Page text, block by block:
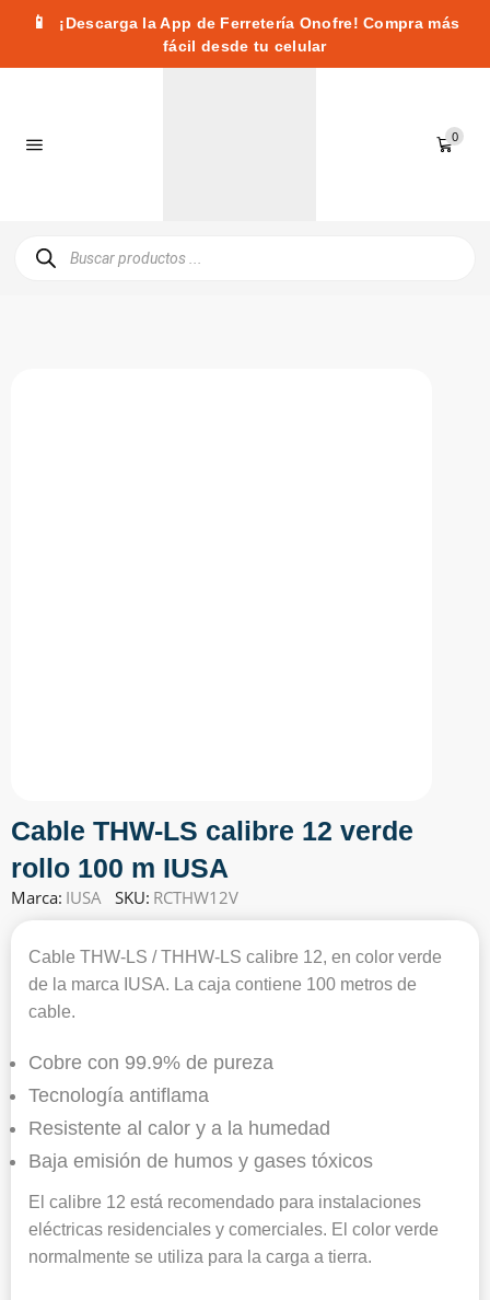
📱
¡Descarga la App de Ferretería Onofre! Compra más
fácil desde tu celular
0
Cable THW-LS calibre 12 verde
rollo 100 m IUSA
Marca: IUSA SKU: RCTHW12V
Cable THW-LS / THHW-LS calibre 12, en color verde
de la marca IUSA. La caja contiene 100 metros de
cable.
Cobre con 99.9% de pureza
Tecnología antiflama
Resistente al calor y a la humedad
Baja emisión de humos y gases tóxicos
El calibre 12 está recomendado para instalaciones
eléctricas residenciales y comerciales. El color verde
normalmente se utiliza para la carga a tierra.